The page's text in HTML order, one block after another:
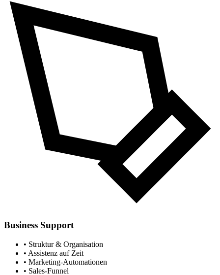
Business Support
• Struktur & Organisation
• Assistenz auf Zeit
• Marketing-Automationen
• Sales-Funnel